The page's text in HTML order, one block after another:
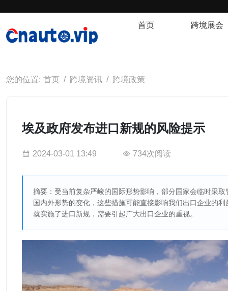
首页 跨境展会
首页 跨境资讯 跨境政策
埃及政府发布进口新规的风险提示
2024-03-01 13:49 734次阅读
摘要：受当前复杂严峻的国际形势影响，部分国家会临时采取
国内外形势的变化，这些措施可能直接影响我们出口企业的
就实施了进口新规，需要引起广大出口企业的重视。